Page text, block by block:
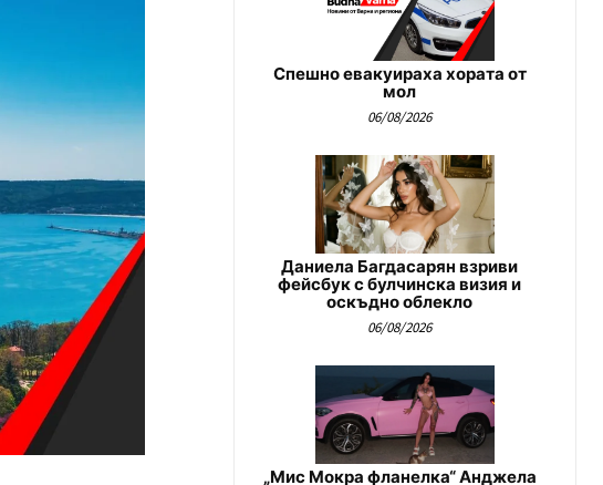
Спешно евакуираха хората от
мол
06/08/2026
Даниела Багдасарян взриви
фейсбук с булчинска визия и
оскъдно облекло
06/08/2026
„Мис Мокра фланелка“ Анджела